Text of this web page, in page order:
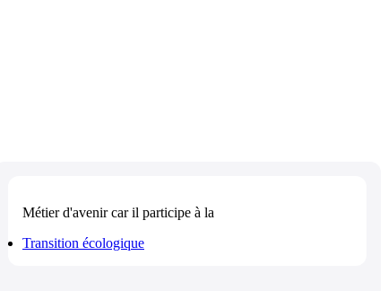
Métier d'avenircar il participe à la
Transition écologique